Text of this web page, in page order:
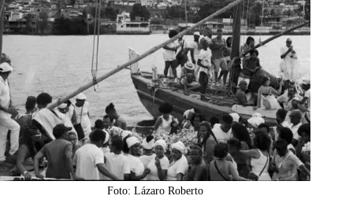
Foto: Lázaro Roberto